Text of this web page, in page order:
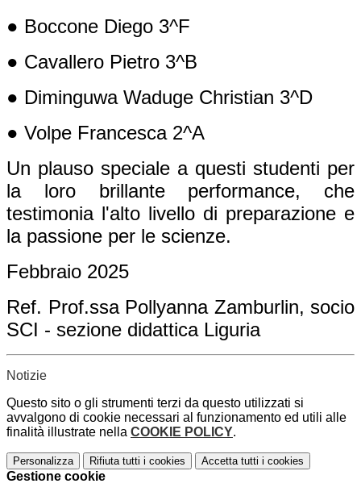
● Boccone Diego 3^F
● Cavallero Pietro 3^B
● Diminguwa Waduge Christian 3^D
● Volpe Francesca 2^A
Un plauso speciale a questi studenti per
la loro brillante performance, che
testimonia l'alto livello di preparazione e
la passione per le scienze.
Febbraio 2025
Ref. Prof.ssa Pollyanna Zamburlin, socio
SCI - sezione didattica Liguria
Notizie
Questo sito o gli strumenti terzi da questo utilizzati si
avvalgono di cookie necessari al funzionamento ed utili alle
finalità illustrate nella COOKIE POLICY.
Personalizza Rifiuta tutti i cookies Accetta tutti i cookies
Gestione cookie